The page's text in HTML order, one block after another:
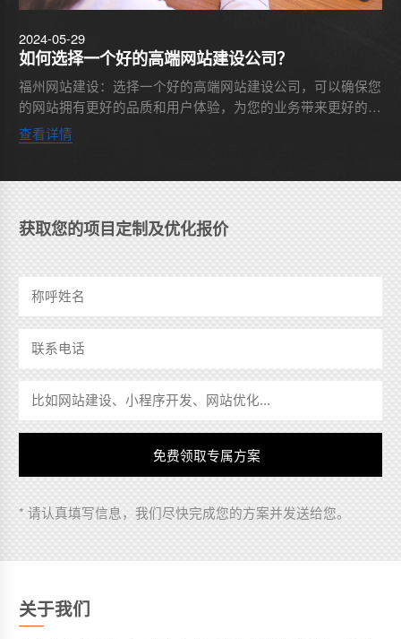
2024-05-29
如何选择一个好的高端网站建设公司？
福州网站建设：选择一个好的高端网站建设公司，可以确保您
的网站拥有更好的品质和用户体验，为您的业务带来更好的宣
传和销售效果。以下是几点建议供您参考：1. 经验丰富的团
队：一个好...
查看详情
获取您的项目定制及优化报价
* 请认真填写信息，我们尽快完成您的方案并发送给您。
关于我们